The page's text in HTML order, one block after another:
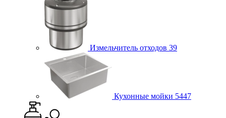
Измельчитель отходов 39
Кухонные мойки 5447